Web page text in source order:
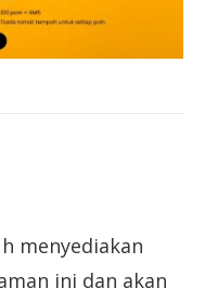
menyediakan
ini dan akan